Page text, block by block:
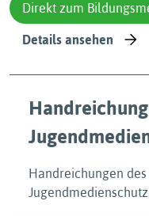
Direkt zum
Details ansehen
Handreichungen